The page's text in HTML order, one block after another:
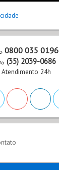
0800 035 0196
(35) 2039-0686
Atendimento 24h